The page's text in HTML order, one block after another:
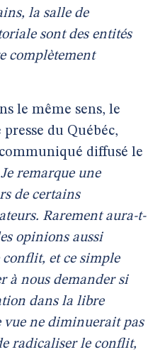
la salle de
sont des entités
complètement
le même sens, le
du Québéc,
diffusé le
remarque une
de certains
Rarement aura-t-
opinions aussi
conflit, et ce simple
à nous demander si
dans la libre
vue ne diminuerait pas
radicaliser le conflit,